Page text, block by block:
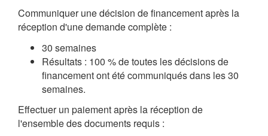
Communiquer une décision de financement après la
réception d'une demande complète :
30 semaines
Résultats : 100 % de toutes les décisions de
financement ont été communiqués dans les 30
semaines.
Effectuer un paiement après la réception de
l'ensemble des documents requis :